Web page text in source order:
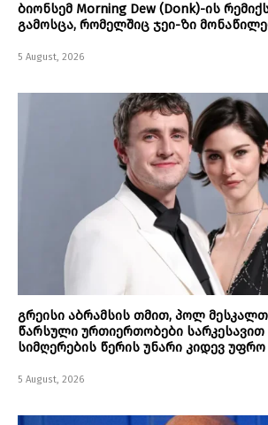
ბიონსემ Morning Dew (Donk)-ის
გამოსცა, რომელშიც ჯეი-ზი
5 August, 2026
გრეისი აბრამსის თმით, პოლ
წარსული ურთიერთობები სარკესავით
სიმღერების წერის უნარი კიდევ
5 August, 2026